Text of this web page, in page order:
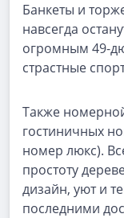
Банкеты и
навсегда
огромным 49-
страстные
Также
гостиничных
номер люкс).
простоту
дизайн, уют и
последними